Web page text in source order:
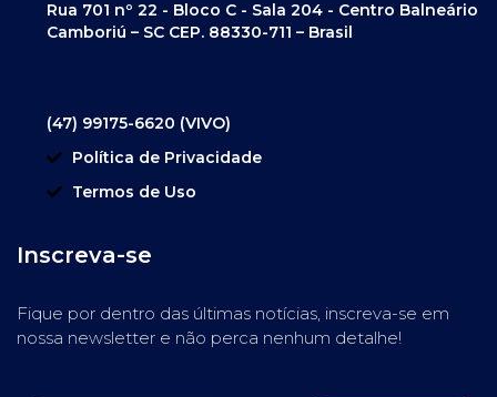
Rua 701 nº 22 - Bloco C - Sala 204 - Centro Balneário
Camboriú – SC CEP. 88330-711 – Brasil
(47) 99175-6620 (VIVO)
Política de Privacidade
Termos de Uso
Inscreva-se
Fique por dentro das últimas notícias, inscreva-se em
nossa newsletter e não perca nenhum detalhe!